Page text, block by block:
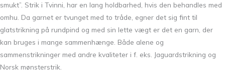
smukt”. Strik i Tvinni, har en lang holdbarhed, hvis den behandles med
omhu. Da garnet er tvunget med to tråde, egner det sig fint til
glatstrikning på rundpind og med sin lette vægt er det en garn, der
kan bruges i mange sammenhænge. Både alene og
sammenstrikninger med andre kvaliteter i f. eks. Jaguardstrikning og
Norsk mønsterstrik.